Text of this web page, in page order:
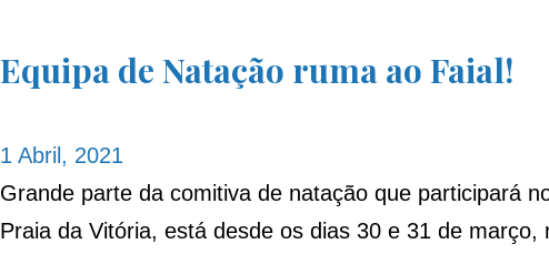
Equipa de Natação ruma ao Faial!
1 Abril, 2021
Grande parte da comitiva de natação que participará
Praia da Vitória, está desde os dias 30 e 31 de